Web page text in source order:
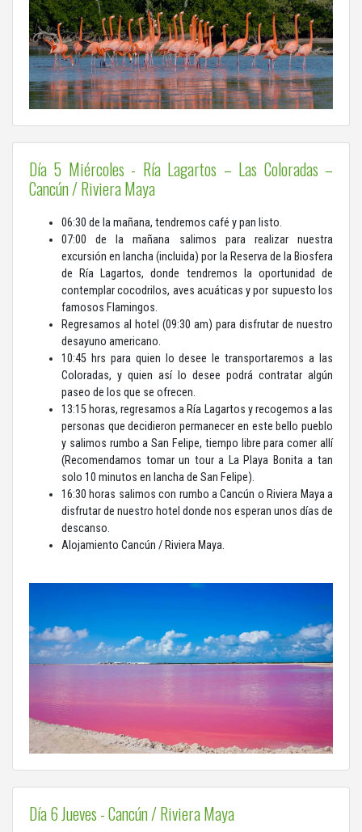
Día 5 Miércoles - Ría Lagartos – Las Coloradas –
Cancún / Riviera Maya
06:30 de la mañana, tendremos café y pan listo.
07:00 de la mañana salimos para realizar nuestra
excursión en lancha (incluida) por la Reserva de la Biosfera
de Ría Lagartos, donde tendremos la oportunidad de
contemplar cocodrilos, aves acuáticas y por supuesto los
famosos Flamingos.
Regresamos al hotel (09:30 am) para disfrutar de nuestro
desayuno americano.
10:45 hrs para quien lo desee le transportaremos a las
Coloradas, y quien así lo desee podrá contratar algún
paseo de los que se ofrecen.
13:15 horas, regresamos a Ría Lagartos y recogemos a las
personas que decidieron permanecer en este bello pueblo
y salimos rumbo a San Felipe, tiempo libre para comer allí
(Recomendamos tomar un tour a La Playa Bonita a tan
solo 10 minutos en lancha de San Felipe).
16:30 horas salimos con rumbo a Cancún o Riviera Maya a
disfrutar de nuestro hotel donde nos esperan unos días de
descanso.
Alojamiento Cancún / Riviera Maya.
Día 6 Jueves - Cancún / Riviera Maya